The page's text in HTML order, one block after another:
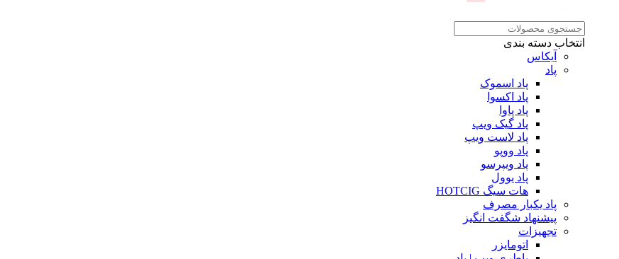
انتخاب دسته بندی
آیکاس
پاد
پاد اسموک
پاد اکسوا
پاد پاوا
پاد گیک ویپ
پاد لاست ویپ
پاد ووپو
پاد ویپرسو
پاد یوول
هات سیگ HOTCIG
پاد یکبار مصرف
پیشنهاد شگفت انگیز
تجهیزات
اتومایزر